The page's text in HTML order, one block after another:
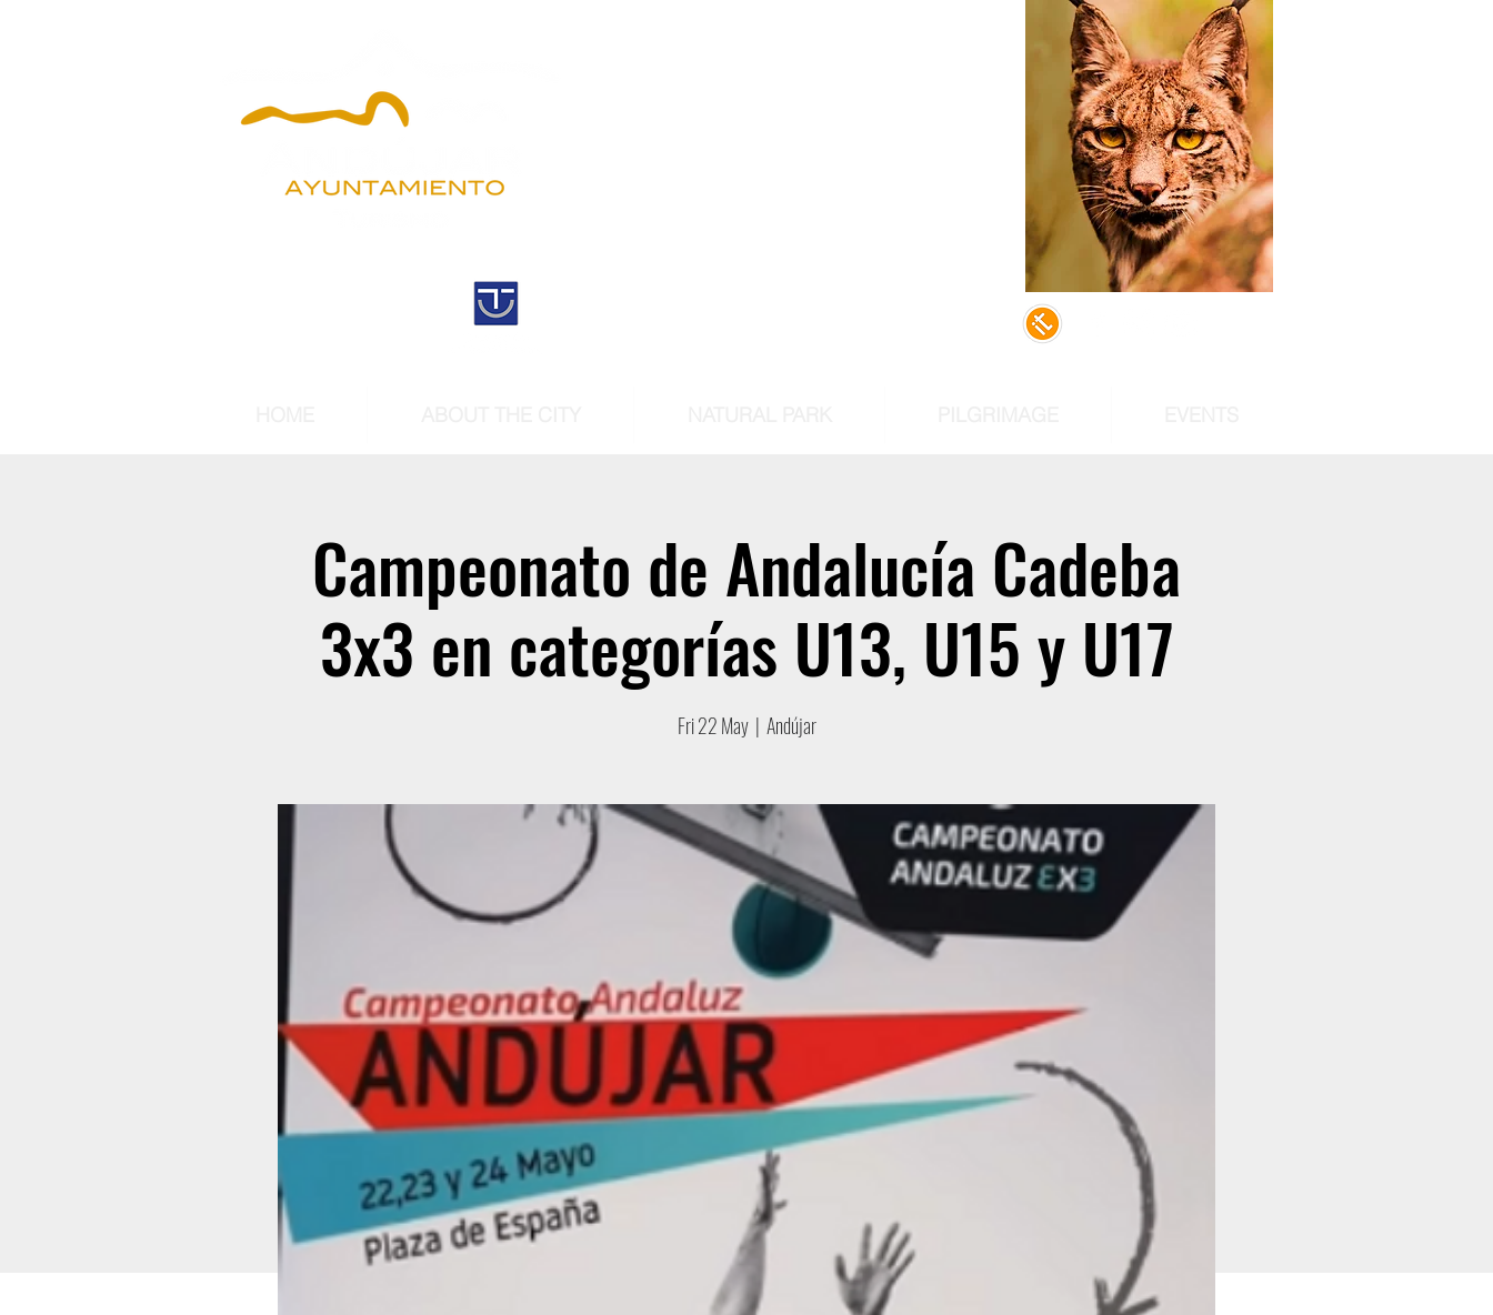
Campeonato de Andalucía Cadeba
3x3 en categorías U13, U15 y U17
Fri 22 May
  |
Andújar